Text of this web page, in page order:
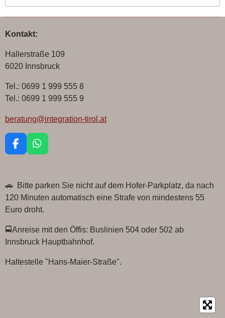
Kontakt:
Hallerstraße 109
6020 Innsbruck
Tel.: 0699 1 999 555 8
Tel.: 0699 1 999 555 9
beratung@integration-tirol.at
F
a
b
o
k
W
h
s
A
p
p
🚗 Bitte parken Sie nicht auf dem Hofer-Parkplatz, da nach
120 Minuten automatisch eine Strafe von mindestens 55
Euro droht.
🚍Anreise mit den Öffis: Buslinien 504 oder 502 ab
Innsbruck Hauptbahnhof.
Haltestelle "Hans-Maier-Straße".